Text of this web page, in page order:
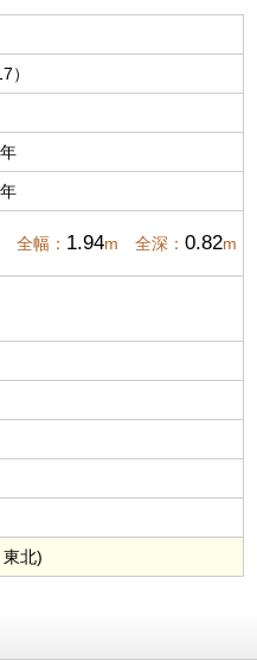
）
全幅： 1.94m 全深： 0.82m
北)